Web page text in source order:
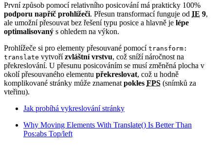
První způsob pomocí relativního posicování má prakticky 100%
podporu napříč prohlížeči. Přesun transformací funguje od IE 9,
ale umožní přesouvat bez řešení typu posice a hlavně je lépe
optimalisovaný s ohledem na výkon.
Prohlížeče si pro elementy přesouvané pomocí transform:
translate vytvořízvláštní vrstvu, což sníží náročnost na
překreslování. U přesunu posicováním se musí změněná plocha v
okolí přesouvaného elementu překreslovat, což u hodně
komplikované stránky může znamenat pokles FPS (snímků za
vteřinu).
Jak probíhá vykreslování stránky
Why Moving Elements With Translate() Is Better Than
Pos:abs Top/left